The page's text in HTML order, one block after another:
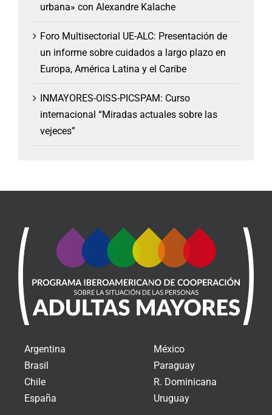
urbana» con Alexandre Kalache
Foro Multisectorial UE-ALC: Presentación de
un informe sobre cuidados a largo plazo en
Europa, América Latina y el Caribe
INMAYORES-OISS-PICSPAM: Curso
internacional “Miradas actuales sobre las
vejeces”
Argentina
Brasil
Chile
España
México
Paraguay
R. Dominicana
Uruguay